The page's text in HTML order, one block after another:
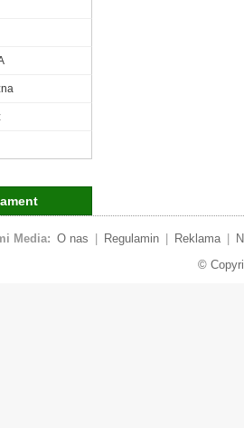
Media: O nas Regulamin Reklama
©